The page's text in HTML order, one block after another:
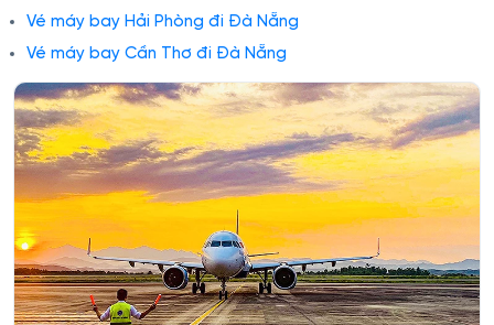
Vé máy bay Hải Phòng đi Đà Nẵng
Vé máy bay Cần Thơ đi Đà Nẵng